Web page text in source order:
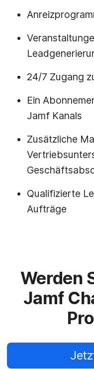
24/7 Zugang
Ein
Jamf Kanals
Zusätzliche
Qualifizierte
Aufträge
Werden
Jamf